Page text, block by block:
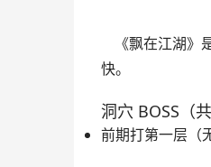
《飘在江湖》
快。
洞穴 BOSS（
前期打第一层